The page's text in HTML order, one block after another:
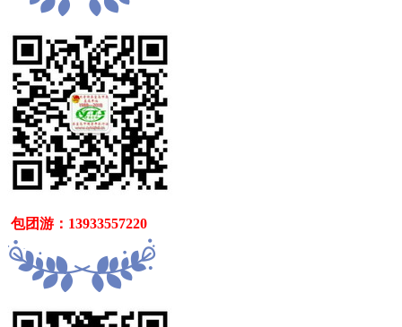
包团游：13933557220